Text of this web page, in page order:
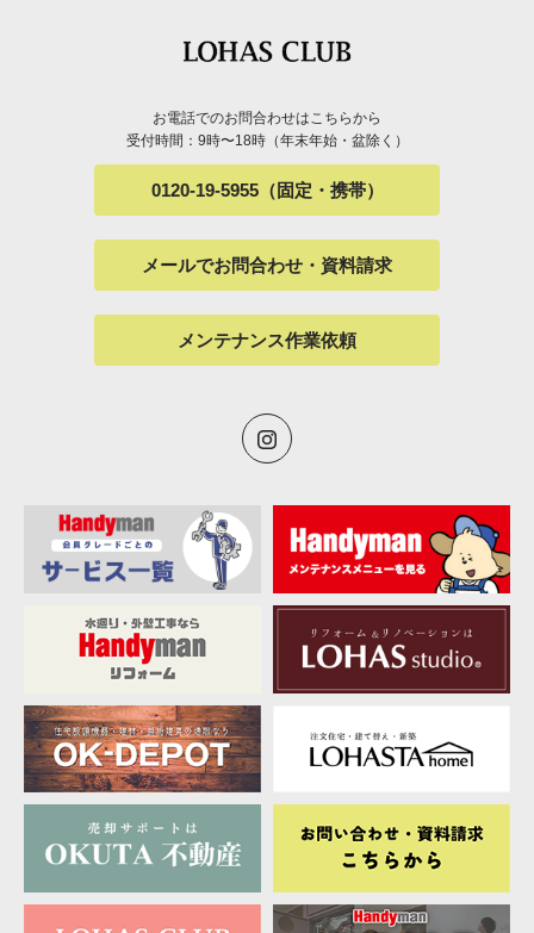
お電話でのお問合わせはこちらから
受付時間：9時〜18時（年末年始・盆除く）
0120-19-5955（固定・携帯）
メールでお問合わせ・資料請求
メンテナンス作業依頼